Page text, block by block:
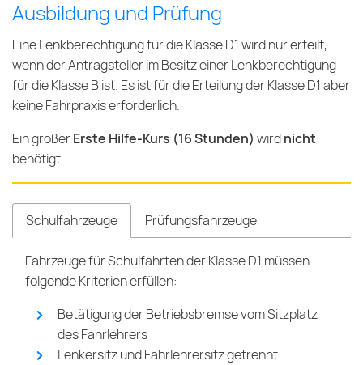
Ausbildung und Prüfung
Eine Lenkberechtigung für die Klasse D1 wird nur erteilt,
wenn der Antragsteller im Besitz einer Lenkberechtigung
für die Klasse B ist. Es ist für die Erteilung der Klasse D1 aber
keine Fahrpraxis erforderlich.
Ein großerErste Hilfe-Kurs (16 Stunden) wirdnicht
benötigt.
Schulfahrzeuge Prüfungsfahrzeuge
Fahrzeuge für Schulfahrten der Klasse D1 müssen
folgende Kriterien erfüllen:
Betätigung der Betriebsbremse vom Sitzplatz
des Fahrlehrers
Lenkersitz und Fahrlehrersitz getrennt